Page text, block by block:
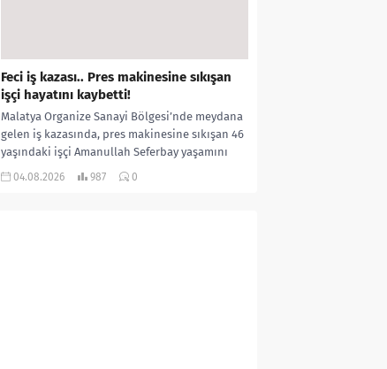
Feci iş kazası.. Pres makinesine sıkışan
işçi hayatını kaybetti!
Malatya Organize Sanayi Bölgesi’nde meydana
gelen iş kazasında, pres makinesine sıkışan 46
yaşındaki işçi Amanullah Seferbay yaşamını
yitirdi. Olayla ilgili...
04.08.2026 987 0